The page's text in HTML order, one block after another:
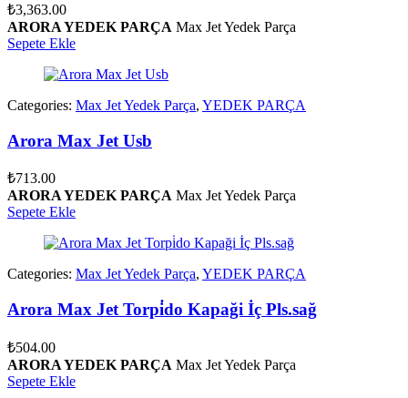
₺3,363.00
ARORA YEDEK PARÇA Max Jet Yedek Parça
Sepete Ekle
Categories: Max Jet Yedek Parça, YEDEK PARÇA
Arora Max Jet Usb
₺713.00
ARORA YEDEK PARÇA Max Jet Yedek Parça
Sepete Ekle
Categories: Max Jet Yedek Parça, YEDEK PARÇA
Arora Max Jet Torpi̇do Kapaği İç Pls.sağ
₺504.00
ARORA YEDEK PARÇA Max Jet Yedek Parça
Sepete Ekle